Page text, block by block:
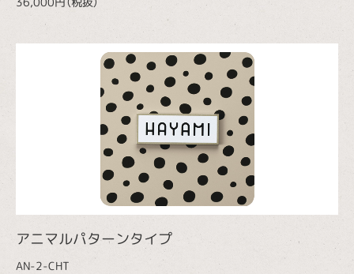
アニマルパターンタイプ
AN-2-CHT